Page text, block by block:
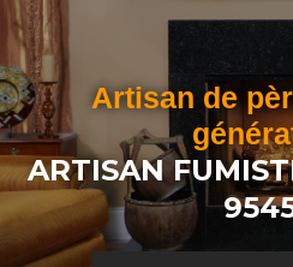
Artisan de
ARTISAN